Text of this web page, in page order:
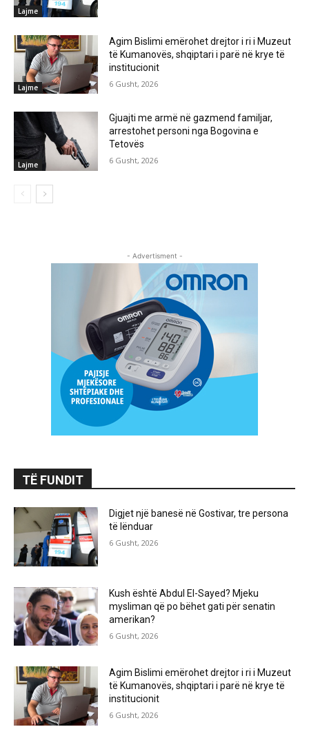
Lajme
Lajme
Agim Bislimi emërohet drejtor i ri i Muzeut
të Kumanovës, shqiptari i parë në krye të
institucionit
6 Gusht, 2026
Lajme
Gjuajti me armë në gazmend familjar,
arrestohet personi nga Bogovina e
Tetovës
6 Gusht, 2026
- Advertisment -
TË FUNDIT
Digjet një banesë në Gostivar, tre persona
të lënduar
6 Gusht, 2026
Kush është Abdul El-Sayed? Mjeku
mysliman që po bëhet gati për senatin
amerikan?
6 Gusht, 2026
Agim Bislimi emërohet drejtor i ri i Muzeut
të Kumanovës, shqiptari i parë në krye të
institucionit
6 Gusht, 2026